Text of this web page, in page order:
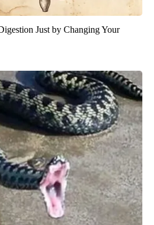
Just by Changing Your